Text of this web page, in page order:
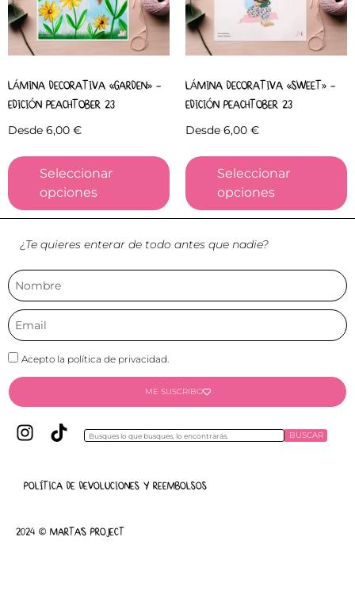
LÁMINA DECORATIVA «GARDEN» –
EDICIÓN PEACHTOBER 23
Desde 6,00 €
Seleccionar
opciones
LÁMINA DECORATIVA «SWEET» –
EDICIÓN PEACHTOBER 23
Desde 6,00 €
Seleccionar
opciones
¿Te quieres enterar de todo antes que nadie?
Acepto la política de privacidad.
ME SUSCRIBO
BUSCAR
POLÍTICA DE DEVOLUCIONES Y REEMBOLSOS
2024 © MARTA'S PROJECT